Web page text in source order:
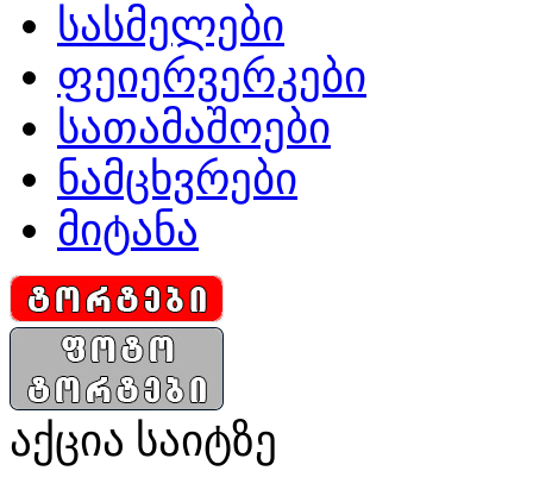
სასმელები
ფეიერვერკები
სათამაშოები
ნამცხვრები
მიტანა
აქცია საიტზე